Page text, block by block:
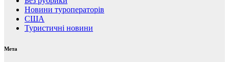
Новини туроператорів
США
Туристичні новини
Мета